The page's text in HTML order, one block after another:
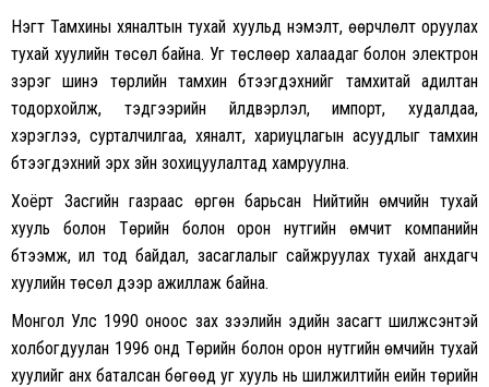
Нэгт Тамхины хяналтын тухай хуульд нэмэлт, өөрчлөлт оруулах
тухай хуулийн төсөл байна. Уг төслөөр халаадаг болон электрон
зэрэг шинэ төрлийн тамхин бүтээгдэхүүнийг тамхитай адилтан
тодорхойлж, тэдгээрийн үйлдвэрлэл, импорт, худалдаа,
хэрэглээ, сурталчилгаа, хяналт, хариуцлагын асуудлыг тамхин
бүтээгдэхүүний эрх зүйн зохицуулалтад хамруулна.
Хоёрт Засгийн газраас өргөн барьсан Нийтийн өмчийн тухай
хууль болон Төрийн болон орон нутгийн өмчит компанийн
бүтээмж, ил тод байдал, засаглалыг сайжруулах тухай анхдагч
хуулийн төсөл дээр ажиллаж байна.
Монгол Улс 1990 оноос зах зээлийн эдийн засагт шилжсэнтэй
холбогдуулан 1996 онд Төрийн болон орон нутгийн өмчийн тухай
хуулийг анх баталсан бөгөөд уг хууль нь шилжилтийн үеийн төрийн